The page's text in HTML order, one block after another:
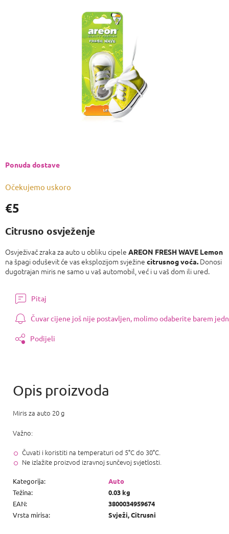
€5
cijenu:
Očekujemo uskoro
Ponuda dostave
Citrusno osvježenje
Osvježivač zraka za auto u obliku cipele AREON FRESH WAVE Lemon
na špagi oduševit će vas eksplozijom svježine citrusnog voća. Donosi
dugotrajan miris ne samo u vaš automobil, već i u vaš dom ili ured.
Pitaj
Čuvar cijene još nije postavljen, molimo odaberite barem
Podijeli
Miris za auto 20 g
Važno:
Čuvati i koristiti na temperaturi od 5°C do 30°C.
Ne izlažite proizvod izravnoj sunčevoj svjetlosti.
Kategorija:
Auto
Težina:
0.03 kg
EAN:
3800034959674
Vrsta mirisa: Svježi, Citrusni